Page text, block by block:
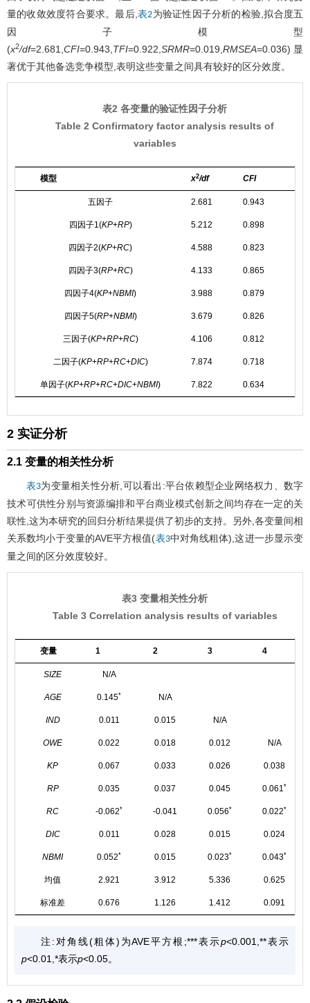
量的收敛效度符合要求。最后,表2为验证性因子分析的检验,拟合度五
因子模型
(x2/df=2.681,CFI=0.943,TFI=0.922,SRMR=0.019,RMSEA=0.036)显
著优于其他备选竞争模型,表明这些变量之间具有较好的区分效度。
表2 各变量的验证性因子分析
Table 2 Confirmatory factor analysis results of
variables
模型 x2/df CFI
五因子 2.681 0.943
四因子1(KP+RP) 5.212 0.898
四因子2(KP+RC) 4.588 0.823
四因子3(RP+RC) 4.133 0.865
四因子4(KP+NBMI) 3.988 0.879
四因子5(RP+NBMI) 3.679 0.826
三因子(KP+RP+RC) 4.106 0.812
二因子(KP+RP+RC+DIC) 7.874 0.718
单因子(KP+RP+RC+DIC+NBMI) 7.822 0.634
2 实证分析
2.1 变量的相关性分析
表3为变量相关性分析,可以看出:平台依赖型企业网络权力、数字
技术可供性分别与资源编排和平台商业模式创新之间均存在一定的关
联性,这为本研究的回归分析结果提供了初步的支持。另外,各变量间相
关系数均小于变量的AVE平方根值(表3中对角线粗体),这进一步显示变
量之间的区分效度较好。
表3 变量相关性分析
Table 3 Correlation analysis results of variables
变量 1 2 3 4
SIZE N/A
AGE 0.145* N/A
IND 0.011 0.015 N/A
OWE 0.022 0.018 0.012 N/A
KP 0.067 0.033 0.026 0.038
RP 0.035 0.037 0.045 0.061*
RC -0.062* -0.041 0.056* 0.022*
DIC 0.011 0.028 0.015 0.024
NBMI 0.052* 0.015 0.023* 0.043*
均值 2.921 3.912 5.336 0.625
标准差 0.676 1.126 1.412 0.091
注:对角线(粗体)为AVE平方根;***表示p<0.001,**表示
p<0.01,*表示p<0.05。